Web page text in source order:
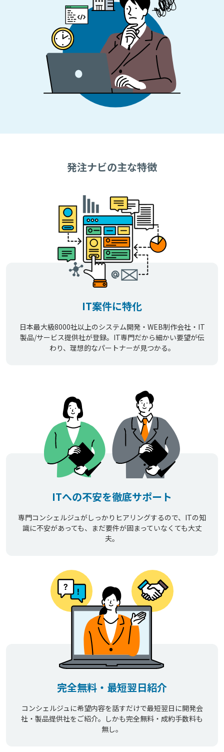
発注ナビの主な特徴
IT案件に特化
日本最大級8000社以上のシステム開発・WEB制作会社・IT
製品/サービス提供社が登録。IT専門だから細かい要望が伝
わり、理想的なパートナーが見つかる。
ITへの不安を徹底サポート
専門コンシェルジュがしっかりヒアリングするので、ITの知
識に不安があっても、まだ要件が固まっていなくても大丈
夫。
完全無料・最短翌日紹介
コンシェルジュに希望内容を話すだけで最短翌日に開発会
社・製品提供社をご紹介。しかも完全無料・成約手数料も
無し。